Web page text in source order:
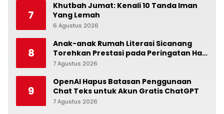
7
Khutbah Jumat: Kenali 10 Tanda Iman
Yang Lemah
6 Agustus 2026
8
Anak-anak Rumah Literasi Sicanang
Torehkan Prestasi pada Peringatan Hari
Anak Nasional di Kecamatan Medan
7 Agustus 2026
9
OpenAI Hapus Batasan Penggunaan
Chat Teks untuk Akun Gratis ChatGPT
7 Agustus 2026